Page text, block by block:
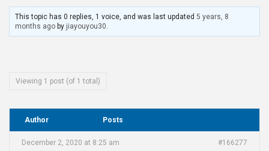
This topic has 0 replies, 1 voice, and was last updated5 years, 8
months ago by jiayouyou30.
Viewing 1 post (of 1 total)
Author Posts
December 2, 2020 at 8:25 am #166277